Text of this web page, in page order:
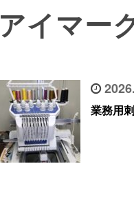
アイマー
業務用